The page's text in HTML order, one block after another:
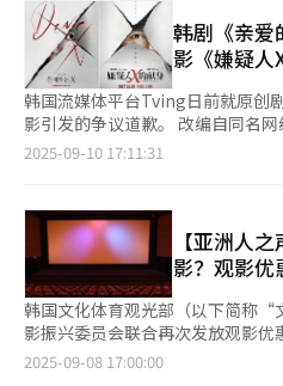
韩剧《亲爱
影《嫌疑人
韩国流媒体平台Tving日前就原创
影引发的争议道歉。 改编自同名网络漫画的《亲爱的X》日前通过
Tving表示，相关海报发布后，我
现指责海报与中国电影《嫌疑人X
《嫌疑人X的献身》根据日本推理
由苏有朋执导，2017年4月在中国
报从构图到色彩运用、字体、意境
似，Tving方面表示，因未能细致
诚致歉，今后将通过彻底的审核过
生。 《亲爱的X》由《鬼怪》《甜蜜家园》《太阳的后裔》导演李
应福执导，金裕贞、金永大主演，
2025-09-10 17:11:31
【亚洲人
影？观影优
韩国文化体育观光部（以下简称
影振兴委员会联合再次发放观影
（约合人民币31元），本轮共计
2025-09-08 17:00:00